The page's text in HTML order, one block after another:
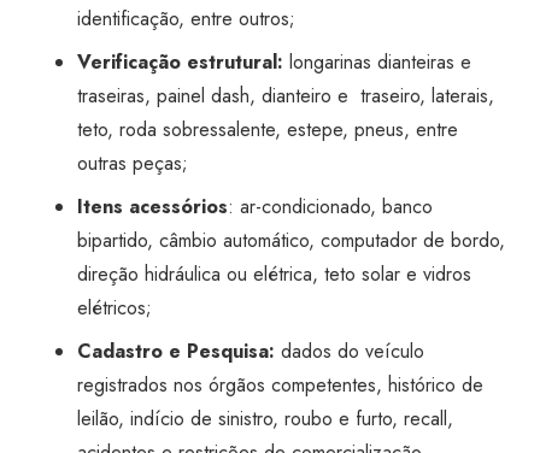
identificação, entre outros;
Verificação estrutural: longarinas dianteiras e
traseiras, painel dash, dianteiro e traseiro, laterais,
teto, roda sobressalente, estepe, pneus, entre
outras peças;
Itens acessórios: ar-condicionado, banco
bipartido, câmbio automático, computador de bordo,
direção hidráulica ou elétrica, teto solar e vidros
elétricos;
Cadastro e Pesquisa: dados do veículo
registrados nos órgãos competentes, histórico de
leilão, indício de sinistro, roubo e furto, recall,